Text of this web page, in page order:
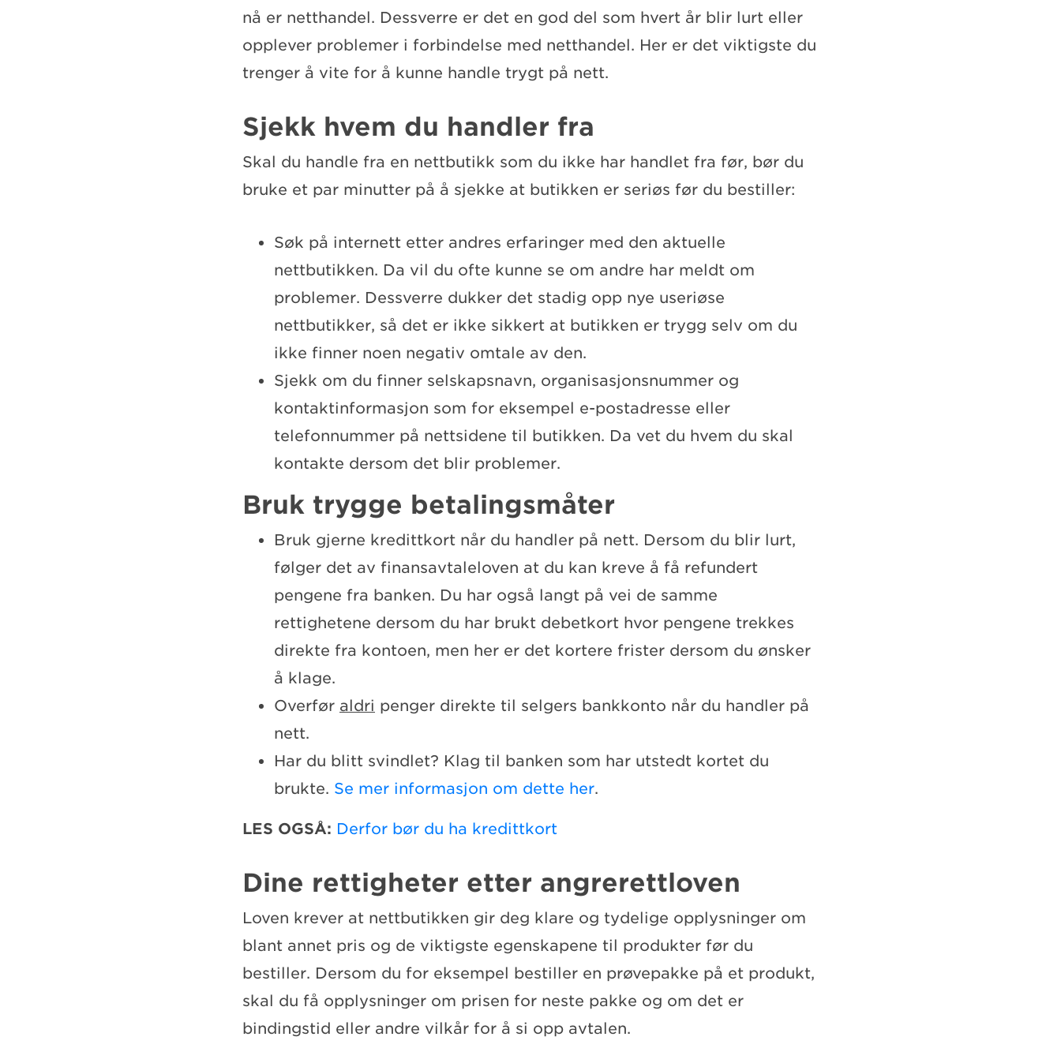
nå er netthandel. Dessverre er det en god del som hvert år blir lurt eller
opplever problemer i forbindelse med netthandel. Her er det viktigste du
trenger å vite for å kunne handle trygt på nett.
Sjekk hvem du handler fra
Skal du handle fra en nettbutikk som du ikke har handlet fra før, bør du
bruke et par minutter på å sjekke at butikken er seriøs før du bestiller:
Søk på internett etter andres erfaringer med den aktuelle
nettbutikken. Da vil du ofte kunne se om andre har meldt om
problemer. Dessverre dukker det stadig opp nye useriøse
nettbutikker, så det er ikke sikkert at butikken er trygg selv om du
ikke finner noen negativ omtale av den.
Sjekk om du finner selskapsnavn, organisasjonsnummer og
kontaktinformasjon som for eksempel e-postadresse eller
telefonnummer på nettsidene til butikken. Da vet du hvem du skal
kontakte dersom det blir problemer.
Bruk trygge betalingsmåter
Bruk gjerne kredittkort når du handler på nett. Dersom du blir lurt,
følger det av finansavtaleloven at du kan kreve å få refundert
pengene fra banken. Du har også langt på vei de samme
rettighetene dersom du har brukt debetkort hvor pengene trekkes
direkte fra kontoen, men her er det kortere frister dersom du ønsker
å klage.
Overfør aldri penger direkte til selgers bankkonto når du handler på
nett.
Har du blitt svindlet? Klag til banken som har utstedt kortet du
brukte. Se mer informasjon om dette her.
LES OGSÅ: Derfor bør du ha kredittkort
Dine rettigheter etter angrerettloven
Loven krever at nettbutikken gir deg klare og tydelige opplysninger om
blant annet pris og de viktigste egenskapene til produkter før du
bestiller. Dersom du for eksempel bestiller en prøvepakke på et produkt,
skal du få opplysninger om prisen for neste pakke og om det er
bindingstid eller andre vilkår for å si opp avtalen.